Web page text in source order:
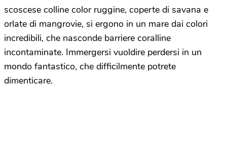
scoscese colline color ruggine, coperte di savana e
orlate di mangrovie, si ergono in un mare dai colori
incredibili, che nasconde barriere coralline
incontaminate. Immergersi vuoldire perdersi in un
mondo fantastico, che difficilmente potrete
dimenticare.